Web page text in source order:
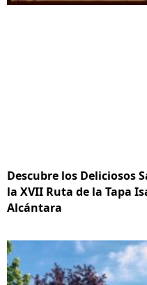
Descubre los Deliciosos
la XVII Ruta de la Tapa
Alcántara